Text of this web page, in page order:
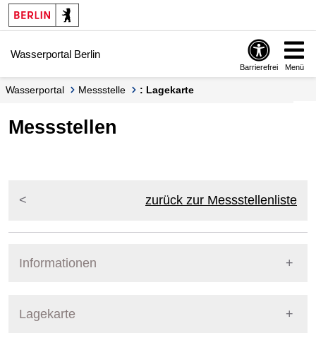
Springe zur Navigation
Springe zum Inhalt
Wasserportal Berlin
Barrierefrei Menü
Wasserportal Messstelle : Lagekarte
Messstellen
zurück zur Messstellenliste
Informationen
Lagekarte